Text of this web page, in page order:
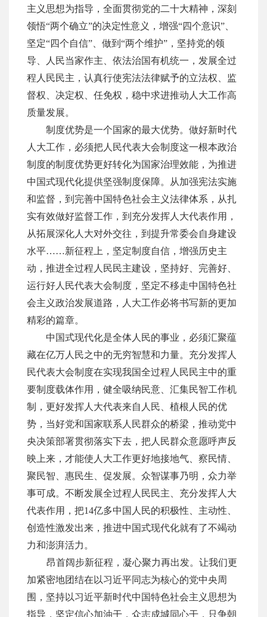
主义思想为指导，全面贯彻党的二十大精神，深刻
领悟“两个确立”的决定性意义，增强“四个意识”、
坚定“四个自信”、做到“两个维护”，坚持党的领
导、人民当家作主、依法治国有机统一，发展全过
程人民民主，认真行使宪法法律赋予的立法权、监
督权、决定权、任免权，稳中求进推动人大工作高
质量发展。
制度优势是一个国家的最大优势。做好新时代
人大工作，必须把人民代表大会制度这一根本政治
制度的制度优势更好转化为国家治理效能，为推进
中国式现代化提供坚强制度保障。从加强宪法实施
和监督，到完善中国特色社会主义法律体系，从扎
实有效做好监督工作，到充分发挥人大代表作用，
从拓展深化人大对外交往，到提升常委会自身建设
水平……新征程上，坚定制度自信，增强历史主
动，推进全过程人民民主建设，坚持好、完善好、
运行好人民代表大会制度，坚定不移走中国特色社
会主义政治发展道路，人大工作必将书写新的更加
精彩的篇章。
中国式现代化是全体人民的事业，必须汇聚蕴
藏在亿万人民之中的无穷智慧和力量。充分发挥人
民代表大会制度在实现我国全过程人民民主中的重
要制度载体作用，健全吸纳民意、汇集民智工作机
制，更好发挥人大代表来自人民、植根人民的优
势，当好党和国家联系人民群众的桥梁，推动党中
央决策部署贯彻落实下去，把人民群众意愿呼声反
映上来，才能使人大工作更好地接地气、察民情、
聚民智、惠民生、促发展。众智谋事乃明，众力举
事可成。不断发展全过程人民民主、充分发挥人大
代表作用，把14亿多中国人民的积极性、主动性、
创造性激发出来，推进中国式现代化就有了不竭动
力和澎湃活力。
昂首阔步新征程，凝心聚力再出发。让我们更
加紧密地团结在以习近平同志为核心的党中央周
围，坚持以习近平新时代中国特色社会主义思想为
指导，坚定信心加油干，众志成城同心干，只争朝